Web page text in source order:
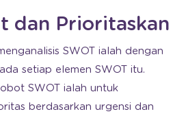
dan Prioritaskan
SWOT ialah dengan
setiap elemen SWOT itu.
SWOT ialah untuk
berdasarkan urgensi dan